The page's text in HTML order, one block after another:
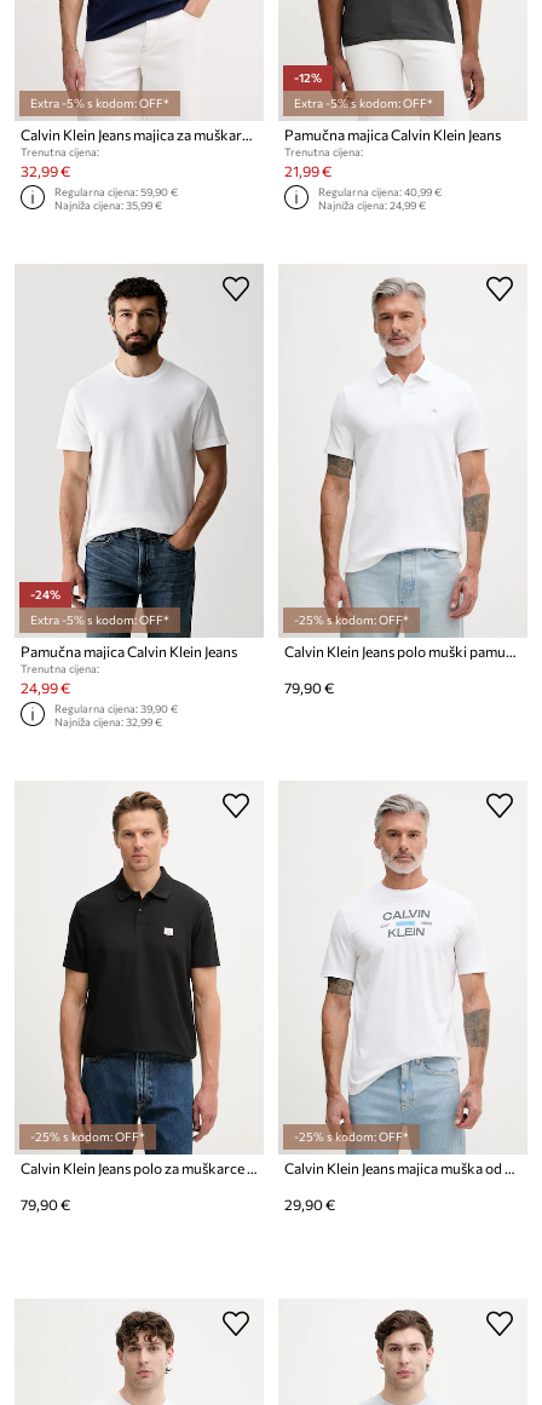
Extra -5% s kodom: OFF*
Trenutna cijena:
32,99 €
Regularna cijena:59,90 €
Najniža cijena:35,99 €
-12%
Extra -5% s kodom: OFF*
Pamučna majica Calvin Klein Jeans
Trenutna cijena:
21,99 €
Regularna cijena:40,99 €
Najniža cijena:24,99 €
-24%
Extra -5% s kodom: OFF*
Pamučna majica Calvin Klein Jeans
Trenutna cijena:
24,99 €
Regularna cijena:39,90 €
Najniža cijena:32,99 €
-25% s kodom: OFF*
Calvin Klein Jeans polo muški pamučni
79,90 €
-25% s kodom: OFF*
Calvin Klein Jeans polo za muškarce s pamukom
79,90 €
-25% s kodom: OFF*
Calvin Klein Jeans majica muška od pamuka
29,90 €